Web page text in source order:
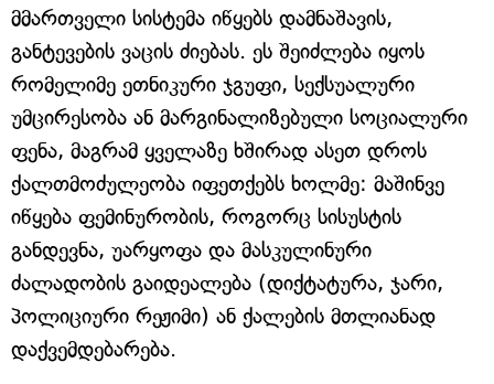
მმართველი სისტემა იწყებს დამნაშავის,
განტევების ვაცის ძიებას. ეს შეიძლება იყოს
რომელიმე ეთნიკური ჯგუფი, სექსუალური
უმცირესობა ან მარგინალიზებული სოციალური
ფენა, მაგრამ ყველაზე ხშირად ასეთ დროს
ქალთმოძულეობა იფეთქებს ხოლმე: მაშინვე
იწყება ფემინურობის, როგორც სისუსტის
განდევნა, უარყოფა და მასკულინური
ძალადობის გაიდეალება (დიქტატურა, ჯარი,
პოლიციური რეჟიმი) ან ქალების მთლიანად
დაქვემდებარება.